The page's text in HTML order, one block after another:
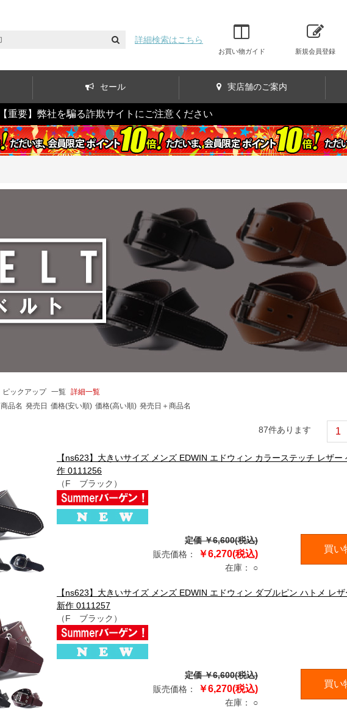
詳細検索はこちら
お買い物ガイド 新規会員登録
セール 実店舗のご案内
【重要】弊社を騙る詐欺サイトにご注意ください
ピックアップ 一覧 詳細一覧
商品名 発売日 価格(安い順) 価格(高い順) 発売日＋商品名
87件あります 1
【ns623】大きいサイズ メンズ EDWIN エドウィン カラーステッチ レザ
作 0111256
（F ブラック）
定価 ￥6,600(税込)
販売価格：
￥6,270(税込)
在庫： ○
買い
【ns623】大きいサイズ メンズ EDWIN エドウィン ダブルピン ハトメ レ
新作 0111257
（F ブラック）
定価 ￥6,600(税込)
販売価格：
￥6,270(税込)
在庫： ○
買い